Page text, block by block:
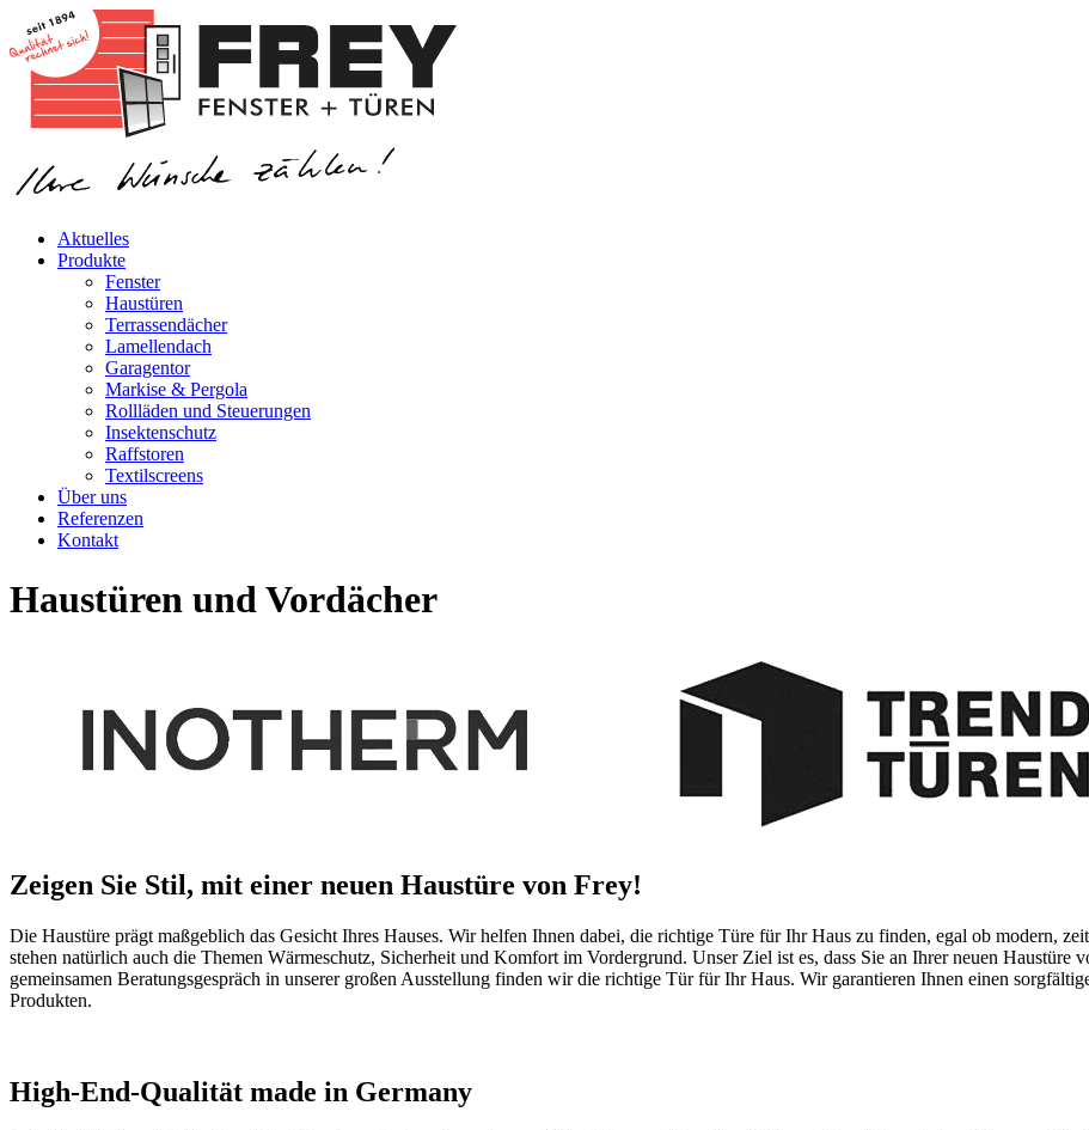
Aktuelles
Produkte
Fenster
Haustüren
Terrassendächer
Lamellendach
Garagentor
Markise & Pergola
Rollläden und Steuerungen
Insektenschutz
Raffstoren
Textilscreens
Über uns
Referenzen
Kontakt
Haustüren und Vordächer
Zeigen Sie Stil, mit einer neuen Haustüre von Frey!
Die Haustüre prägt maßgeblich das Gesicht Ihres Hauses. Wir helfen Ihnen dabei, die richtige Türe für Ihr Haus zu finden, egal ob modern,
stehen natürlich auch die Themen Wärmeschutz, Sicherheit und Komfort im Vordergrund. Unser Ziel ist es, dass Sie an Ihrer neuen Haustüre
gemeinsamen Beratungsgespräch in unserer großen Ausstellung finden wir die richtige Tür für Ihr Haus. Wir garantieren Ihnen einen
Produkten.
High-End-Qualität made in Germany